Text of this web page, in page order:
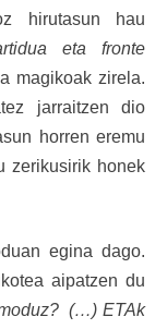
hirutasun hau
eta fronte
magikoak zirela.
jarraitzen dio
horren eremu
zerikusirik honek
egina dago.
aipatzen du
(…) ETAk